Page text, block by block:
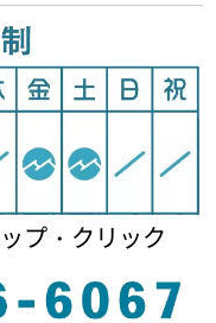
プ・クリック